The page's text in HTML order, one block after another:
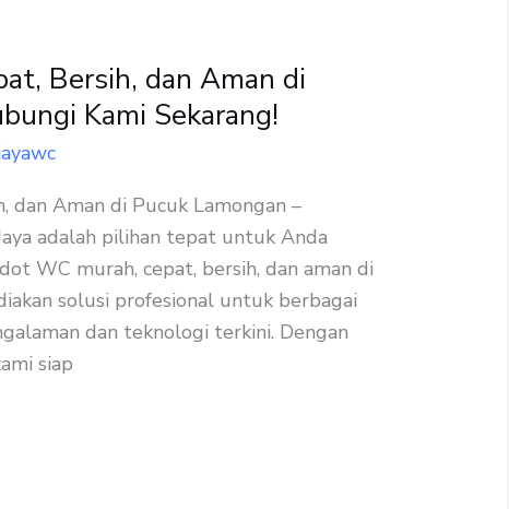
Bersih, dan Aman di
Kami Sekarang!
dan Aman di Pucuk Lamongan –
adalah pilihan tepat untuk Anda
WC murah, cepat, bersih, dan aman di
solusi profesional untuk berbagai
dan teknologi terkini. Dengan
siap